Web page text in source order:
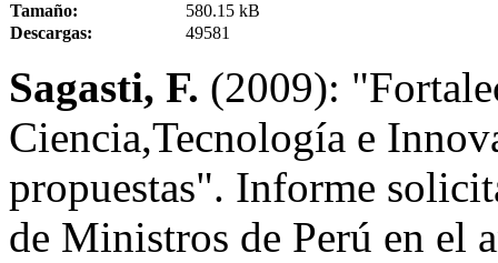
Tamaño:
580.15 kB
Descargas:
49581
Sagasti, F. (2009):
Ciencia,Tecnología e
propuestas". Informe
de Ministros de Perú en el